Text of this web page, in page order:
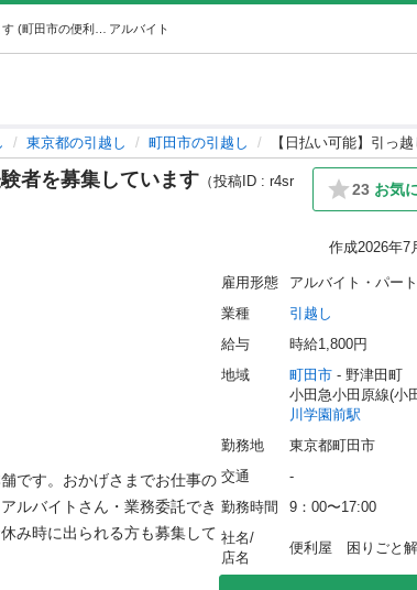
アルバイト
東京都の引越し 町田市の引越し 【日払い可能】引っ
者を募集しています （投稿ID : r4sr
23 お気
作成2026年7
です。おかげさまでお仕事の
ルバイトさん・業務委託でき
み時に出られる方も募集して
雇用形態
アルバイト・パート
業種
引越し
給与
時給1,800円
地域
町田市 - 野津田町
小田急小田原線(小
川学園前駅
勤務地
東京都町田市
交通
-
勤務時間
9：00〜17:00
社名/
店名
便利屋　困りごと